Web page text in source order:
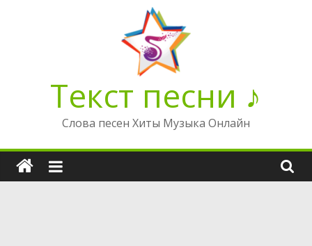
Текст песни ♪
Слова песен Хиты Музыка Онлайн